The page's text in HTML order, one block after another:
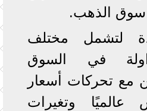
سوق الذهب.
لتشمل مختلف
في السوق
مع تحركات أسعار
عالميًا وتغيرات